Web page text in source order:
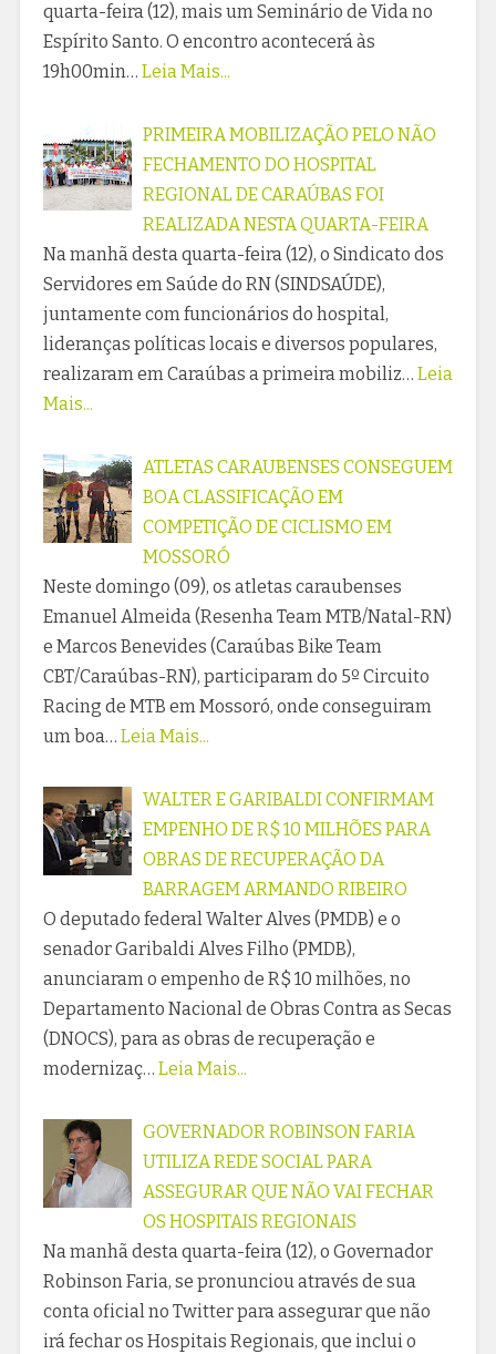
quarta-feira (12), mais um Seminário de Vida no
Espírito Santo. O encontro acontecerá às
19h00min… Leia Mais...
PRIMEIRA MOBILIZAÇÃO PELO NÃO
FECHAMENTO DO HOSPITAL
REGIONAL DE CARAÚBAS FOI
REALIZADA NESTA QUARTA-FEIRA
Na manhã desta quarta-feira (12), o Sindicato dos
Servidores em Saúde do RN (SINDSAÚDE),
juntamente com funcionários do hospital,
lideranças políticas locais e diversos populares,
realizaram em Caraúbas a primeira mobiliz… Leia
Mais...
ATLETAS CARAUBENSES CONSEGUEM
BOA CLASSIFICAÇÃO EM
COMPETIÇÃO DE CICLISMO EM
MOSSORÓ
Neste domingo (09), os atletas caraubenses
Emanuel Almeida (Resenha Team MTB/Natal-RN)
e Marcos Benevides (Caraúbas Bike Team
CBT/Caraúbas-RN), participaram do 5º Circuito
Racing de MTB em Mossoró, onde conseguiram
um boa… Leia Mais...
WALTER E GARIBALDI CONFIRMAM
EMPENHO DE R$ 10 MILHÕES PARA
OBRAS DE RECUPERAÇÃO DA
BARRAGEM ARMANDO RIBEIRO
O deputado federal Walter Alves (PMDB) e o
senador Garibaldi Alves Filho (PMDB),
anunciaram o empenho de R$ 10 milhões, no
Departamento Nacional de Obras Contra as Secas
(DNOCS), para as obras de recuperação e
modernizaç… Leia Mais...
GOVERNADOR ROBINSON FARIA
UTILIZA REDE SOCIAL PARA
ASSEGURAR QUE NÃO VAI FECHAR
OS HOSPITAIS REGIONAIS
Na manhã desta quarta-feira (12), o Governador
Robinson Faria, se pronunciou através de sua
conta oficial no Twitter para assegurar que não
irá fechar os Hospitais Regionais, que inclui o